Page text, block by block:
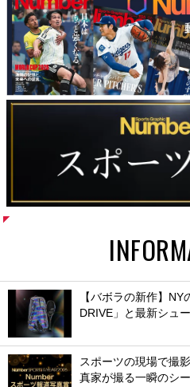
【バボラの新作】
DRIVE」と最新シュ
スポーツの現場で撮
真家が撮る一瞬のシ